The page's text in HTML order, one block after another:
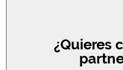
¿Quieres